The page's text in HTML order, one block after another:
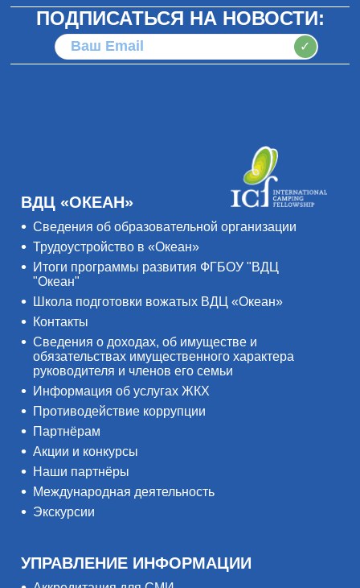
ПОДПИСАТЬСЯ НА НОВОСТИ:
✓
ВДЦ «ОКЕАН»
Сведения об образовательной организации
Трудоустройство в «Океан»
Итоги программы развития ФГБОУ "ВДЦ
"Океан"
Школа подготовки вожатых ВДЦ «Океан»
Контакты
Сведения о доходах, об имуществе и
обязательствах имущественного характера
руководителя и членов его семьи
Информация об услугах ЖКХ
Противодействие коррупции
Партнёрам
Акции и конкурсы
Наши партнёры
Международная деятельность
Экскурсии
УПРАВЛЕНИЕ ИНФОРМАЦИИ